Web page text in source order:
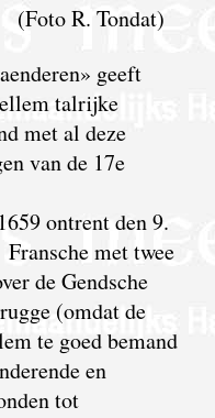
(Foto R. Tondat)
geeft
talrijke
met al deze
van de 17e
ontrent den 9.
met twee
de Gendsche
(omdat de
te goed bemand
en
tot